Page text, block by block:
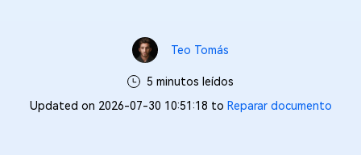
Teo Tomás
5 minutos leídos
Updated on 2026-07-30 10:51:18 to Reparar documento